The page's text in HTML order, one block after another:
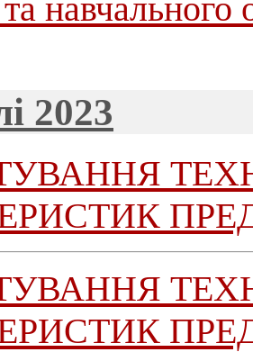
навчального
2023